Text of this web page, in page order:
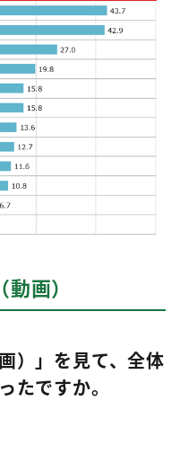
画）
）」を見て、全体
たですか。